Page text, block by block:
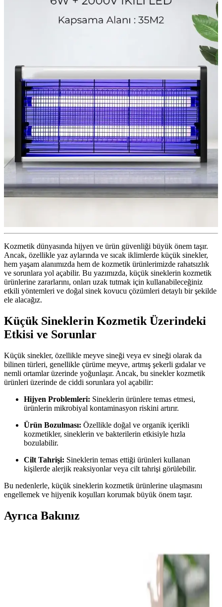
Kozmetik dünyasında hijyen ve ürün güvenliği büyük önem taşır.
Ancak, özellikle yaz aylarında ve sıcak iklimlerde küçük sinekler,
hem yaşam alanımızda hem de kozmetik ürünlerimizde rahatsızlık
ve sorunlara yol açabilir. Bu yazımızda, küçük sineklerin kozmetik
ürünlerine zararlarını, onları uzak tutmak için kullanabileceğiniz
etkili yöntemleri ve doğal sinek kovucu çözümleri detaylı bir şekilde
ele alacağız.
Küçük Sineklerin Kozmetik Üzerindeki
Etkisi ve Sorunlar
Küçük sinekler, özellikle meyve sineği veya ev sineği olarak da
bilinen türleri, genellikle çürüme meyve, artmış şekerli gıdalar ve
nemli ortamlar üzerinde yoğunlaşır. Ancak, bu sinekler kozmetik
ürünleri üzerinde de ciddi sorunlara yol açabilir:
Hijyen Problemleri: Sineklerin ürünlere temas etmesi,
ürünlerin mikrobiyal kontaminasyon riskini artırır.
Ürün Bozulması: Özellikle doğal ve organik içerikli
kozmetikler, sineklerin ve bakterilerin etkisiyle hızla
bozulabilir.
Cilt Tahrişi: Sineklerin temas ettiği ürünleri kullanan
kişilerde alerjik reaksiyonlar veya cilt tahrişi görülebilir.
Bu nedenlerle, küçük sineklerin kozmetik ürünlerine ulaşmasını
engellemek ve hijyenik koşulları korumak büyük önem taşır.
Ayrıca Bakınız
Sinek ısırıkları yaz aylarında sıkça karşılaşılan rahatsızlıklardır.
Doğru krem seçimiyle kaşıntı, kızarıklık ve şişlik hafifletilebilir,